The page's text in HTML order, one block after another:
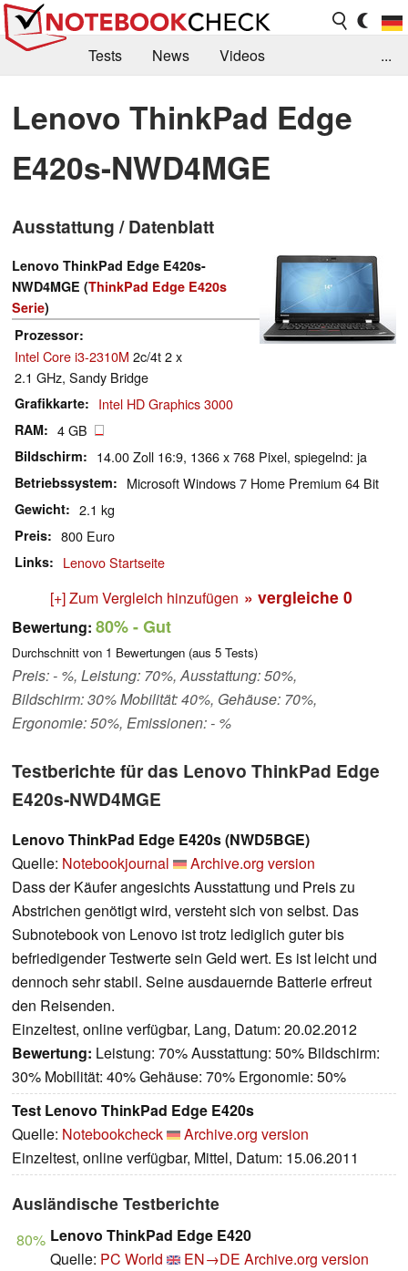
Tests News
Videos
Kaufberatung
Deals Suche
Jobs
Forum
...
Lenovo ThinkPad Edge
E420s-NWD4MGE
Ausstattung / Datenblatt
Lenovo ThinkPad Edge E420s-
NWD4MGE (ThinkPad Edge E420s
Serie)
Prozessor
Intel Core i3-2310M 2c/4t 2 x
2.1 GHz, Sandy Bridge
Grafikkarte Intel HD Graphics 3000
RAM 4 GB
Bildschirm 14.00 Zoll 16:9, 1366 x 768 Pixel, spiegelnd: ja
Betriebssystem Microsoft Windows 7 Home Premium 64 Bit
Gewicht 2.1 kg
Preis 800 Euro
Links Lenovo Startseite
[+] Zum Vergleich hinzufügen » vergleiche 0
Bewertung: 80%- Gut
Durchschnitt von 1 Bewertungen (aus 5 Tests)
Preis: - %, Leistung: 70%, Ausstattung: 50%,
Bildschirm: 30% Mobilität: 40%, Gehäuse: 70%,
Ergonomie: 50%, Emissionen: - %
Testberichte für das Lenovo ThinkPad Edge
E420s-NWD4MGE
Lenovo ThinkPad Edge E420s (NWD5BGE)
Quelle: Notebookjournal
Archive.org version
Dass der Käufer angesichts Ausstattung und Preis zu
Abstrichen genötigt wird, versteht sich von selbst. Das
Subnotebook von Lenovo ist trotz lediglich guter bis
befriedigender Testwerte sein Geld wert. Es ist leicht und
dennoch sehr stabil. Seine ausdauernde Batterie erfreut
den Reisenden.
Einzeltest, online verfügbar, Lang, Datum: 20.02.2012
Bewertung: Leistung: 70% Ausstattung: 50% Bildschirm:
30% Mobilität: 40% Gehäuse: 70% Ergonomie: 50%
Test Lenovo ThinkPad Edge E420s
Quelle: Notebookcheck
Archive.org version
Einzeltest, online verfügbar, Mittel, Datum: 15.06.2011
Ausländische Testberichte
80% Lenovo ThinkPad Edge E420
Quelle: PC World EN→DE Archive.org version